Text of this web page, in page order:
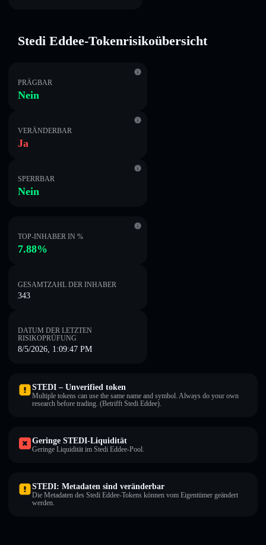
Stedi Eddee-Tokenrisikoübersicht
PRÄGBAR
Nein
VERÄNDERBAR
Ja
SPERRBAR
Nein
TOP-INHABER IN %
7.88%
GESAMTZAHL DER INHABER
343
DATUM DER LETZTEN
RISIKOPRÜFUNG
8/5/2026, 1:09:47 PM
STEDI – Unverified token
Multiple tokens can use the same name and symbol. Always do your own
research before trading. (Betrifft Stedi Eddee).
Geringe STEDI-Liquidität
Geringe Liquidität im Stedi Eddee-Pool.
STEDI: Metadaten sind veränderbar
Die Metadaten des Stedi Eddee-Tokens können vom Eigentümer geändert
werden.